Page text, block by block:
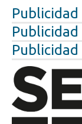
Publicidad
Publicidad
Publicidad